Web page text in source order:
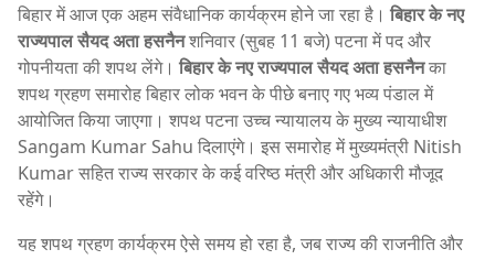
बिहार में आज एक अहम संवैधानिक कार्यक्रम होने जा रहा है।बिहार के नए
राज्यपाल सैयद अता हसनैनशनिवार (सुबह 11 बजे) पटना में पद और
गोपनीयता की शपथ लेंगे।बिहार के नए राज्यपाल सैयद अता हसनैनका
शपथ ग्रहण समारोह बिहार लोक भवन के पीछे बनाए गए भव्य पंडाल में
आयोजित किया जाएगा। शपथ पटना उच्च न्यायालय के मुख्य न्यायाधीश
Sangam Kumar Sahu दिलाएंगे। इस समारोह में मुख्यमंत्री Nitish
Kumarसहित राज्य सरकार के कई वरिष्ठ मंत्री और अधिकारी मौजूद
रहेंगे।
यह शपथ ग्रहण कार्यक्रम ऐसे समय हो रहा है, जब राज्य की राजनीति और